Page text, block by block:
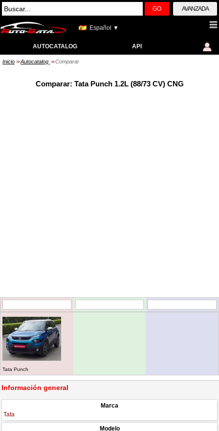
GO AVANZADA
Español ▼
AUTOCATALOG API
Inicio >> Autocatalog >> Comparar
Comparar: Tata Punch 1.2L (88/73 CV) CNG
Tata Punch
Información general
Marca
Tata
Modelo